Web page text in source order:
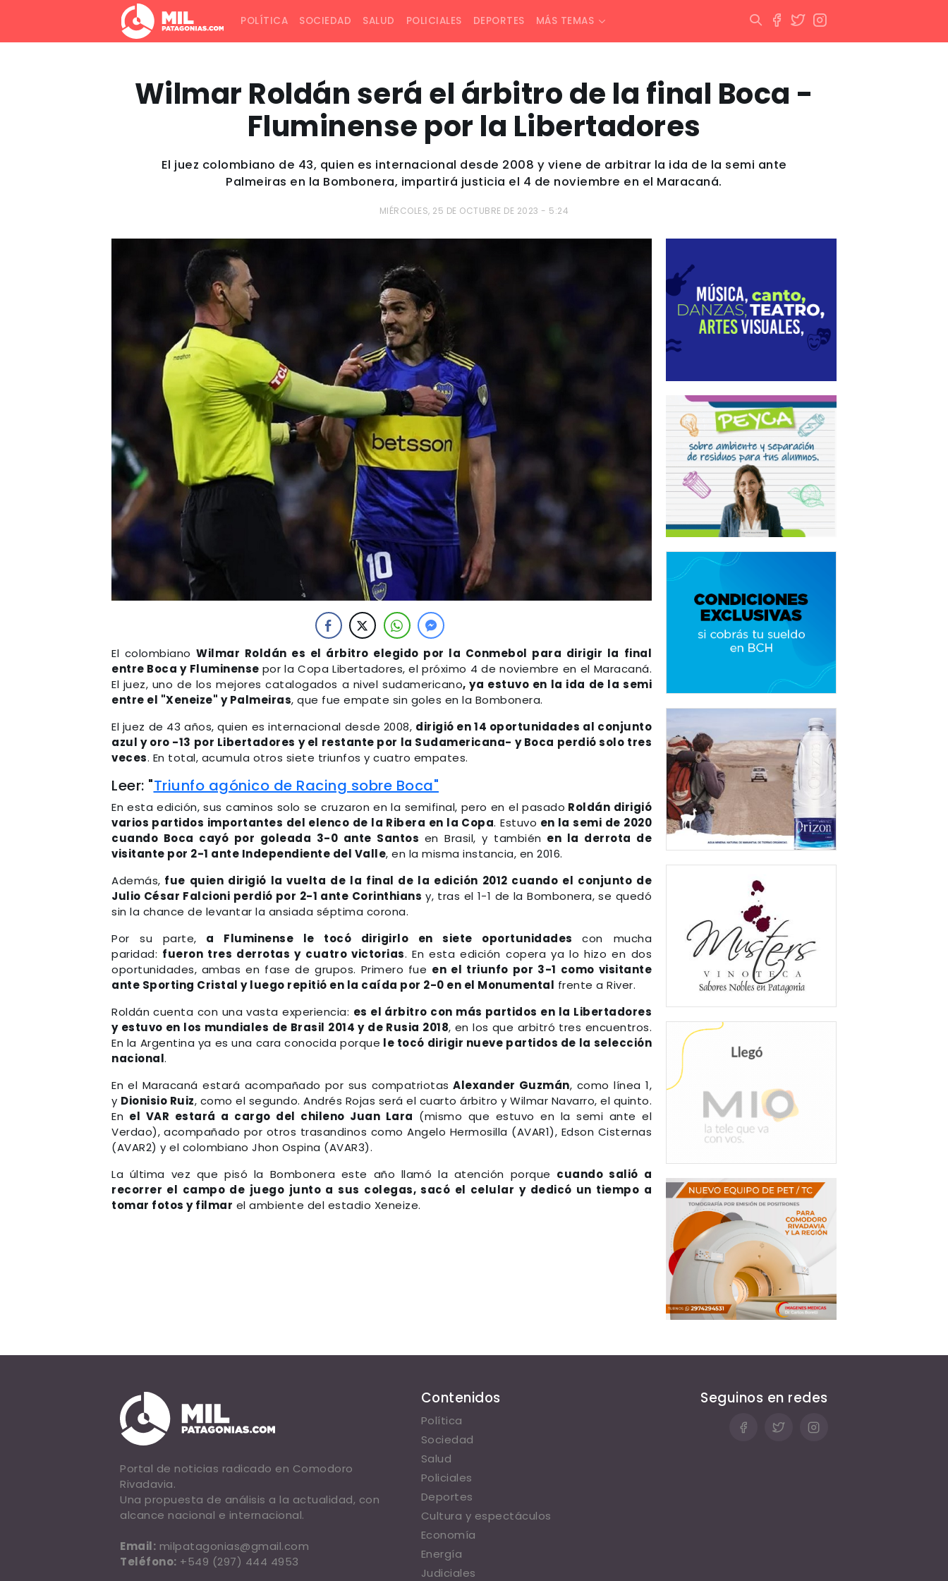
POLÍTICA SOCIEDAD SALUD POLICIALES DEPORTES MÁS TEMAS
Wilmar Roldán será el árbitro de la final Boca -
Fluminense por la Libertadores
El juez colombiano de 43, quien es internacional desde 2008 y viene de arbitrar la ida de la semi ante
Palmeiras en la Bombonera, impartirá justicia el 4 de noviembre en el Maracaná.
MIÉRCOLES, 25 DE OCTUBRE DE 2023 - 5:24
El colombianoWilmar Roldán es el árbitro elegido por la Conmebol para dirigir la final
entre Boca y Fluminense por la Copa Libertadores, el próximo 4 de noviembre en el Maracaná.
El juez, uno de los mejores catalogados a nivel sudamericano, ya estuvo en la ida de la semi
entre el "Xeneize" y Palmeiras, que fue empate sin goles en la Bombonera.
El juez de 43 años, quien es internacional desde 2008, dirigió en 14 oportunidades al conjunto
azul y oro -13 por Libertadores y el restante por la Sudamericana- y Boca perdió solo tres
veces. En total, acumula otros siete triunfos y cuatro empates.
Leer: "Triunfo agónico de Racing sobre Boca"
En esta edición, sus caminos solo se cruzaron en la semifinal, pero en el pasado Roldán dirigió
varios partidos importantes del elenco de la Ribera en la Copa. Estuvo en la semi de 2020
cuando Boca cayó por goleada 3-0 ante Santos en Brasil, y también en la derrota de
visitante por 2-1 ante Independiente del Valle, en la misma instancia, en 2016.
Además, fue quien dirigió la vuelta de la final de la edición 2012 cuando el conjunto de
Julio César Falcioni perdió por 2-1 ante Corinthians y, tras el 1-1 de la Bombonera, se quedó
sin la chance de levantar la ansiada séptima corona.
Por su parte, a Fluminense le tocó dirigirlo en siete oportunidadescon mucha
paridad: fueron tres derrotas y cuatro victorias. En esta edición copera ya lo hizo en dos
oportunidades, ambas en fase de grupos. Primero fue en el triunfo por 3-1 como visitante
ante Sporting Cristal y luego repitió en la caída por 2-0 en el Monumental frente a River.
Roldán cuenta con una vasta experiencia: es el árbitro con más partidos en la Libertadores
y estuvo en los mundiales de Brasil 2014 y de Rusia 2018, en los que arbitró tres encuentros.
En la Argentina ya es una cara conocida porque le tocó dirigir nueve partidos de la selección
nacional.
En el Maracaná estará acompañado por sus compatriotas Alexander Guzmán, como línea 1,
y Dionisio Ruiz, como el segundo. Andrés Rojas será el cuarto árbitro y Wilmar Navarro, el quinto.
En el VAR estará a cargo del chileno Juan Lara (mismo que estuvo en la semi ante el
Verdao), acompañado por otros trasandinos como Angelo Hermosilla (AVAR1), Edson Cisternas
(AVAR2) y el colombiano Jhon Ospina (AVAR3).
La última vez que pisó la Bombonera este año llamó la atención porque cuando salió a
recorrer el campo de juego junto a sus colegas, sacó el celular y dedicó un tiempo a
tomar fotos y filmar el ambiente del estadio Xeneize.
Portal de noticias radicado en Comodoro
Rivadavia.
Una propuesta de análisis a la actualidad, con
alcance nacional e internacional.
Email: milpatagonias@gmail.com
Teléfono: +549 (297) 444 4953
Contenidos
Política
Sociedad
Salud
Policiales
Deportes
Cultura y espectáculos
Economía
Energía
Judiciales
Seguinos en redes